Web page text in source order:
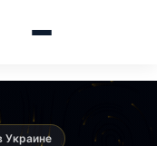
Украине